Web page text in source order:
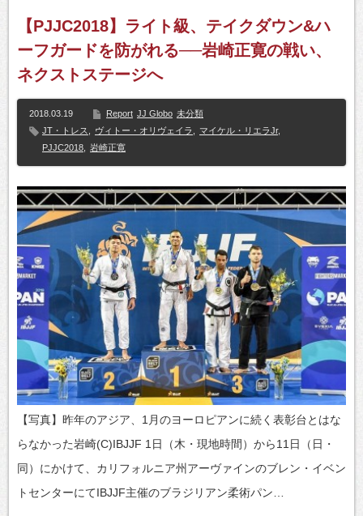
【PJJC2018】ライト級、テイクダウン&ハ
ーフガードを防がれる──岩崎正寛の戦い、
ネクストステージへ
2018.03.19 Report JJ Globo 未分類
JT・トレス
ヴィトー・オリヴェイラ マイケル・リエラJr,
PJJC2018
岩崎正寛
【写真】昨年のアジア、1月のヨーロピアンに続く表彰台とはな
らなかった岩崎(C)IBJJF 1日（木・現地時間）から11日（日・
同）にかけて、カリフォルニア州アーヴァインのブレン・イベン
トセンターにてIBJJF主催のブラジリアン柔術パン…